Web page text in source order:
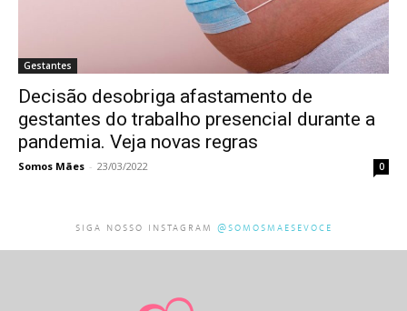
Gestantes
Decisão desobriga afastamento de
gestantes do trabalho presencial durante a
pandemia. Veja novas regras
Somos Mães - 23/03/2022 0
SIGA NOSSO INSTAGRAM @SOMOSMAESEVOCE